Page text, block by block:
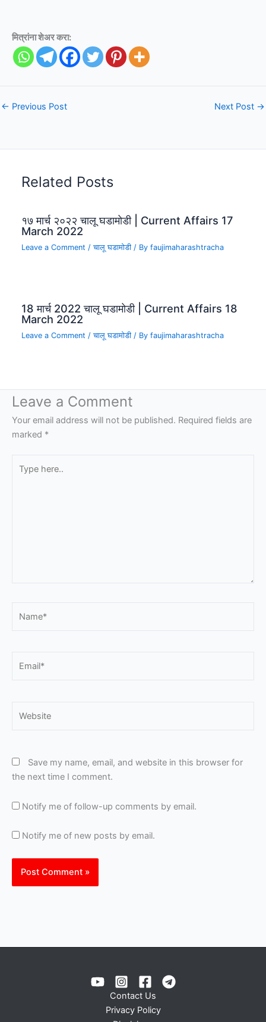
मित्रांना शेअर करा:
← Previous Post Next Post →
Related Posts
१७ मार्च २०२२ चालू घडामोडी | Current Affairs 17
March 2022
Leave a Comment /चालू घडामोडी / Byfaujimaharashtracha
18 मार्च 2022 चालू घडामोडी | Current Affairs 18
March 2022
Leave a Comment /चालू घडामोडी / Byfaujimaharashtracha
Leave a Comment
Your email address will not be published. Required fields are
marked *
here..
Save my name, email, and website in this browser for
the next time I comment.
Notify me of follow-up comments by email.
Notify me of new posts by email.
Contact Us
Privacy Policy